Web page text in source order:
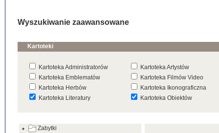
Wyszukiwanie zaawansowane
Kartoteki
Kartoteka Administratorów
Kartoteka Artystów
Kartoteka Emblematów
Kartoteka Filmów Video
Kartoteka Herbów
Kartoteka Ikonograficzna
Kartoteka Literatury
Kartoteka Obiektów
Kartoteka Warsztatów
Zabytki